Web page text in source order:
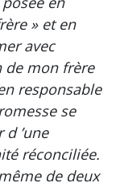
» et en
avec
de mon frère
responsable
se
’une
réconciliée.
de deux